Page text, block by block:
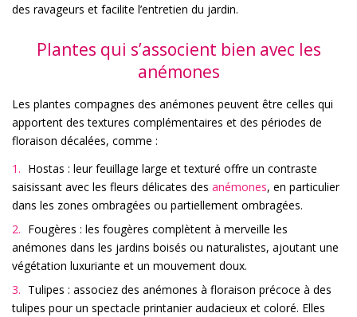
des ravageurs et facilite l’entretien du jardin.
Plantes qui s’associent bien avec les
anémones
Les plantes compagnes des anémones peuvent être celles qui
apportent des textures complémentaires et des périodes de
floraison décalées, comme :
Hostas : leur feuillage large et texturé offre un contraste
saisissant avec les fleurs délicates des anémones, en particulier
dans les zones ombragées ou partiellement ombragées.
Fougères : les fougères complètent à merveille les
anémones dans les jardins boisés ou naturalistes, ajoutant une
végétation luxuriante et un mouvement doux.
Tulipes : associez des anémones à floraison précoce à des
tulipes pour un spectacle printanier audacieux et coloré. Elles